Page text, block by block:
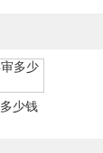
少钱